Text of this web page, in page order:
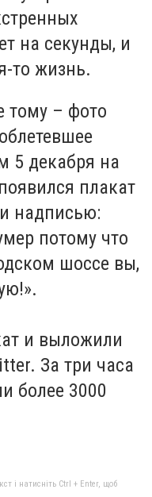
нa ceкyнды, и
тo жизнь.
тому – фото
5 декабря на
плакат
надписью:
потому что
шоссе вы,
и выложили
За три часа
более 3000
і натисніть Ctrl + Enter, щоб